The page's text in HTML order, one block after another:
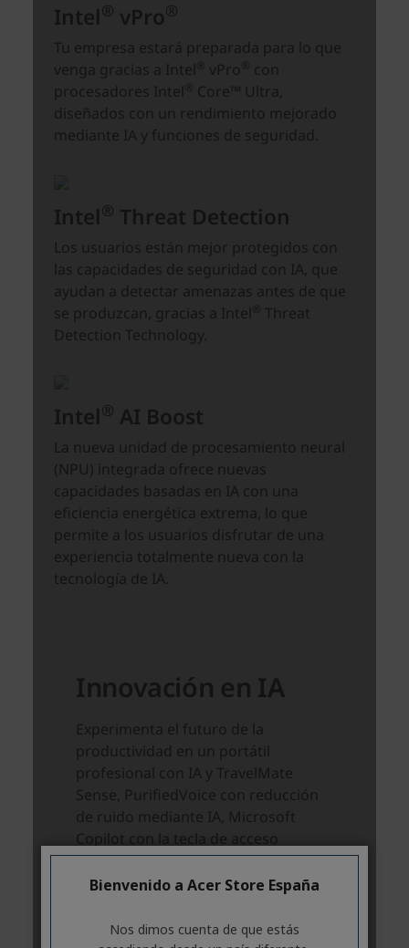
Bienvenido a Acer Store España
Nos dimos cuenta de que estás